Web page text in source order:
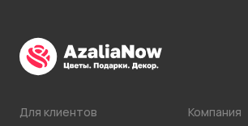
Для клиентов Компания